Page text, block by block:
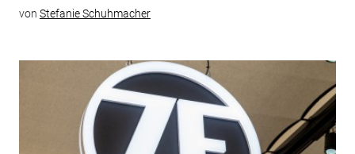
von Stefanie Schuhmacher